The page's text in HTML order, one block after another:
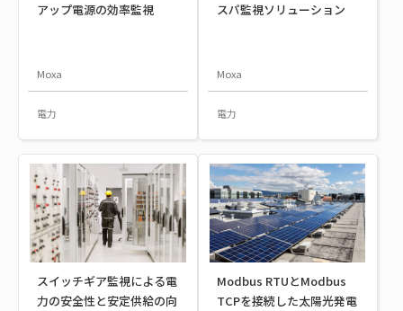
アップ電源の効率監視
Moxa
電力
スパ監視ソリューション
Moxa
電力
スイッチギア監視による電
力の安全性と安定供給の向
Modbus RTUとModbus
TCPを接続した太陽光発電